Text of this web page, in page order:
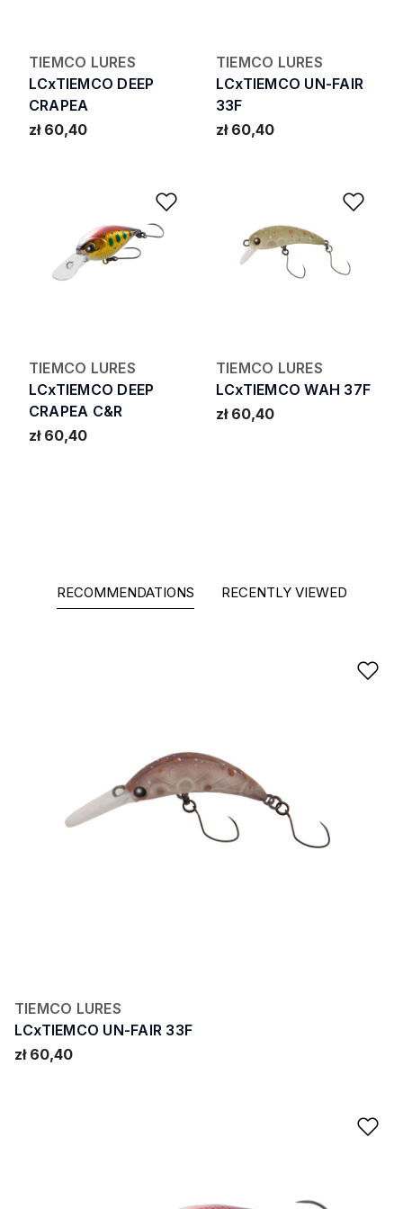
TIEMCO LURES
LCxTIEMCO DEEP
CRAPEA
zł 60,40
TIEMCO LURES
LCxTIEMCO UN-FAIR
33F
zł 60,40
Add to Wishlist
TIEMCO LURES
LCxTIEMCO DEEP
CRAPEA C&R
zł 60,40
TIEMCO LURES
LCxTIEMCO WAH 37F
zł 60,40
RECOMMENDATIONS RECENTLY VIEWED
TIEMCO LURES
LCxTIEMCO UN-FAIR 33F
zł 60,40